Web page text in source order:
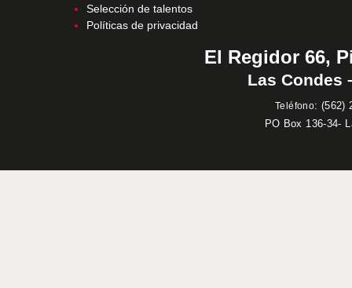
Selección de talentos
Políticas de privacidad
El Regidor 66,
Las Condes
Teléfono: (562)
PO Box 136-34-